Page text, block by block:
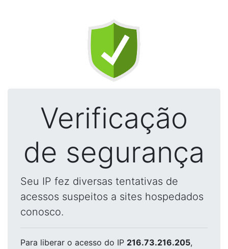
Verificação
de segurança
Seu IP fez diversas tentativas de
acessos suspeitos a sites hospedados
conosco.
Para liberar o acesso do IP 216.73.216.205,